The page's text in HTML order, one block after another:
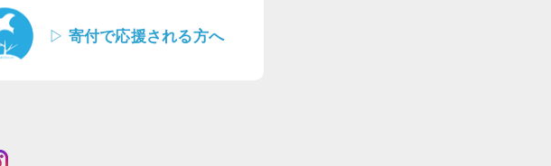
▷ 寄付で応援される方へ